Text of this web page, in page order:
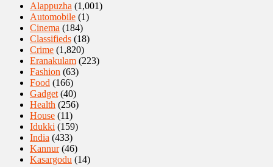
Alappuzha (1,001)
Automobile(1)
Cinema (184)
Classifieds(18)
Crime(1,820)
Eranakulam(223)
Fashion (63)
Food (166)
Gadget(40)
Health (256)
House(11)
Idukki (159)
India (433)
Kannur(46)
Kasargodu (14)